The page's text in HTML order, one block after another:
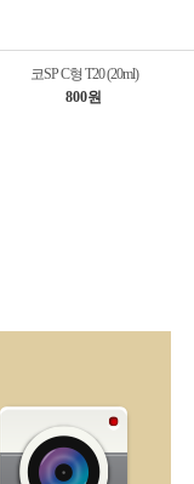
코SP C형 T20 (20ml)
800원